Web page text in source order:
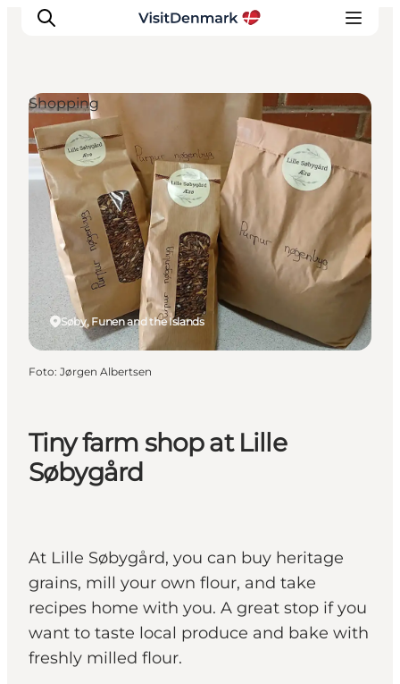
Ispirazioni
Dove andare
Cosa fare
Dove dormire
Pianifica il viaggio
Tiny farm shop at Lille
Søbygård
At Lille Søbygård, you can buy heritage
grains, mill your own flour, and take
recipes home with you. A great stop if you
want to taste local produce and bake with
freshly milled flour.
Søby, Funen and the Islands
Shopping
Foto: Jørgen Albertsen